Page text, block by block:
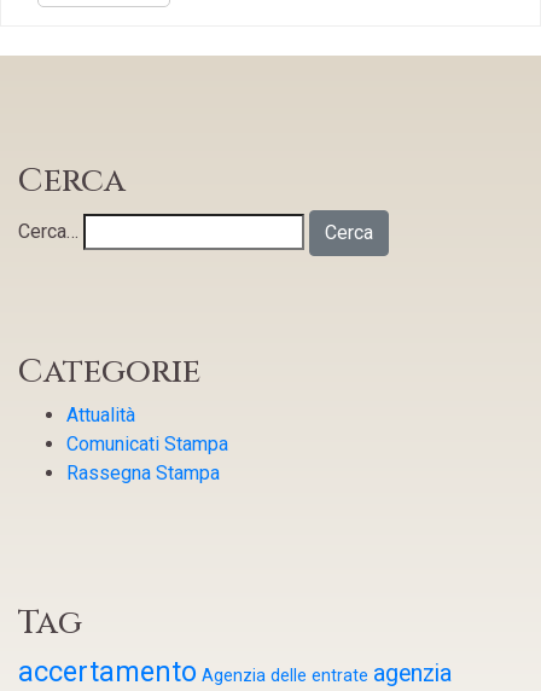
Cerca
Cerca…
Categorie
Attualità
Comunicati Stampa
Rassegna Stampa
Tag
accertamento Agenzia delle entrate agenzia